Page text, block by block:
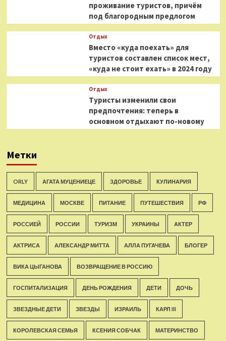
проживание туристов, причём
под благородным предлогом
Отдых
Вместо «куда поехать» для
туристов составлен список мест,
«куда не стоит ехать» в 2024 году
Отдых
Туристы изменили свои
предпочтения: теперь в
основном отдыхают по-новому
Метки
ORLY АГАТА МУЦЕНИЕЦЕ ЗДОРОВЬЕ КУЛИНАРИЯ
МЕДИЦИНА МОСКВЕ ПИТАНИЕ ПУТЕШЕСТВИЯ РФ
РОССИЕЙ РОССИИ ТУРИЗМ УКРАИНЫ АКТЕР
АКТРИСА АЛЕКСАНДР МИТТА АЛЛА ПУГАЧЕВА БЛОГЕР
ВИКА ЦЫГАНОВА ВОЗВРАЩЕНИЕ В РОССИЮ
ГОСПИТАЛИЗАЦИЯ ДЕНЬ РОЖДЕНИЯ ДЕТИ ДОЧЬ
ЗВЕЗДНЫЕ ДЕТИ ЗВЕЗДЫ ИЗРАИЛЬ КАРЛ III
КОРОЛЕВСКАЯ СЕМЬЯ КСЕНИЯ СОБЧАК МАТЕРИНСТВО